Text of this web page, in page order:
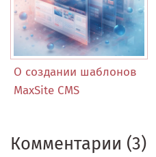
О создании шаблонов
MaxSite CMS
Комментарии (3)